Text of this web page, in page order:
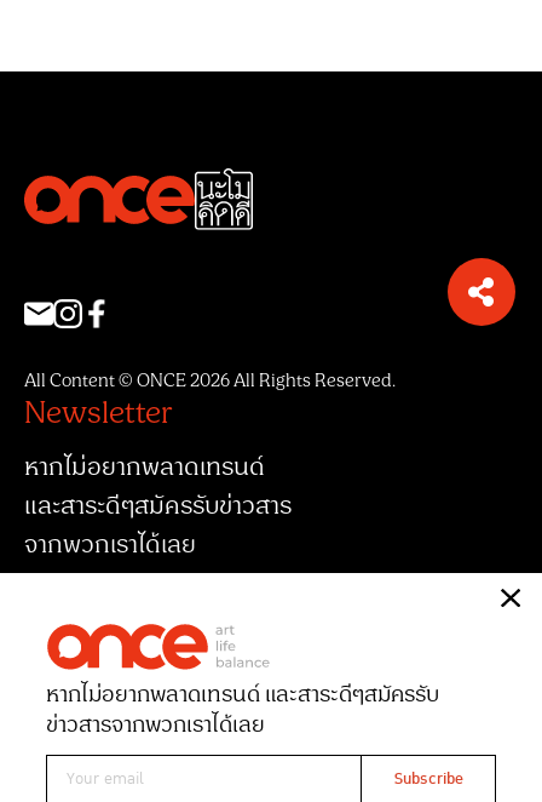
All Content © ONCE 2026 All Rights Reserved.
Newsletter
หากไม่อยากพลาดเทรนด์
และสาระดีๆสมัครรับข่าวสาร
จากพวกเราได้เลย
หากไม่อยากพลาดเทรนด์ และสาระดีๆ
ข่าวสารจากพวกเราได้เลย